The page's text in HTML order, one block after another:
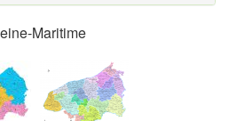
Maritime